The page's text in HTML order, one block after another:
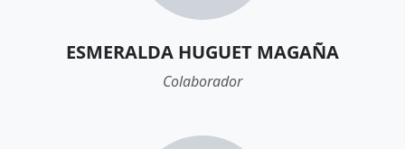
ESMERALDA HUGUET MAGAÑA
Colaborador